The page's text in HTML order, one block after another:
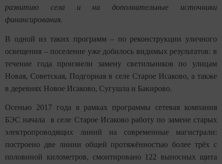
развитию села и на дополнительные источники
финансирования.
В одной из таких программ – по реконструкции уличного
освещения – поселение уже добилось видимых результатов: в
течение года произвели замену светильников по улицам
Новая, Советская, Подгорная в селе Старое Исаково, а также
в деревнях Новое Исаково, Сугушла и Бакирово.
Осенью 2017 года в рамках программы сетевая компания
БЭС начала в селе Старое Исаково работу по замене старых
электропроводящих линий на современные магистрали:
построено две линии общей протяжённостью более трёх с
половиной километров, смонтировано 122 выносных щита